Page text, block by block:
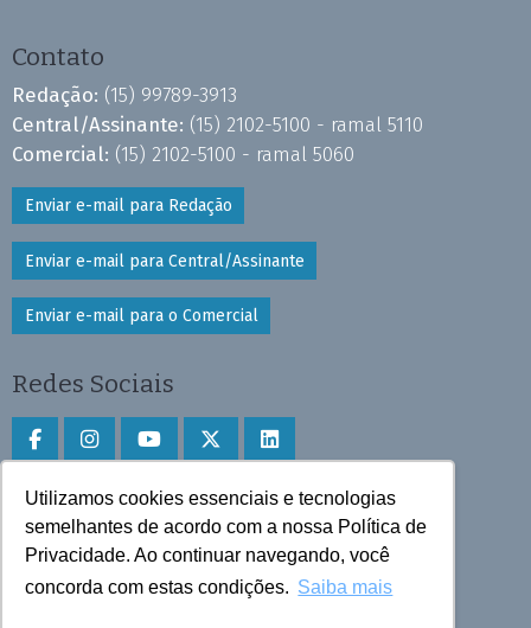
Utilizamos cookies essenciais e tecnologias
semelhantes de acordo com a nossa Política de
Privacidade. Ao continuar navegando, você
concorda com estas condições. Saiba mais
Contato
Redação: (15) 99789-3913
Central/Assinante: (15) 2102-5100 - ramal 5110
Comercial: (15) 2102-5100 - ramal 5060
Enviar e-mail para Redação
Enviar e-mail para Central/Assinante
Enviar e-mail para o Comercial
Redes Sociais
Faça download do aplicativo
Play Store e App Store